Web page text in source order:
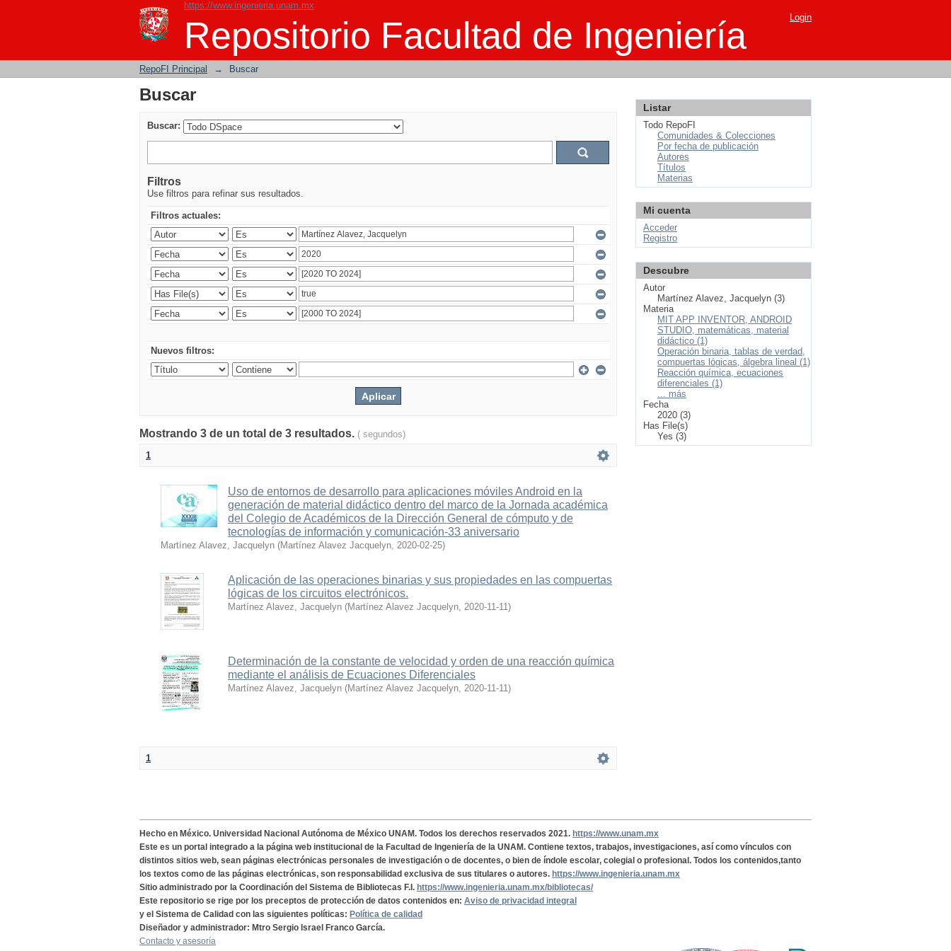
https://www.ingenieria.unam.mx
Repositorio Facultad de Ingeniería
Buscar Login
RepoFI Principal → Buscar
Buscar
Buscar:
Filtros
Use filtros para refinar sus resultados.
Filtros actuales:
Nuevos filtros:
Mostrando 3 de un total de 3 resultados. ( segundos)
1
Uso de entornos de desarrollo para aplicaciones móviles Android en la
generación de material didáctico dentro del marco de la Jornada académica
del Colegio de Académicos de la Dirección General de cómputo y de
tecnologías de información y comunicación-33 aniversario
Martínez Alavez, Jacquelyn (Martínez Alavez Jacquelyn, 2020-02-25)
Aplicación de las operaciones binarias y sus propiedades en las compuertas
lógicas de los circuitos electrónicos.
Martínez Alavez, Jacquelyn (Martínez Alavez Jacquelyn, 2020-11-11)
Determinación de la constante de velocidad y orden de una reacción química
mediante el análisis de Ecuaciones Diferenciales
Martínez Alavez, Jacquelyn (Martínez Alavez Jacquelyn, 2020-11-11)
1
Listar
Todo RepoFI
Comunidades & Colecciones
Por fecha de publicación
Autores
Títulos
Materias
Mi cuenta
Acceder
Registro
Descubre
Autor
Martínez Alavez, Jacquelyn (3)
Materia
MIT APP INVENTOR, ANDROID
STUDIO, matemáticas, material
didáctico (1)
Operación binaria, tablas de verdad,
compuertas lógicas, álgebra lineal (1)
Reacción química, ecuaciones
diferenciales (1)
... más
Fecha
2020 (3)
Has File(s)
Yes (3)
Hecho en México. Universidad Nacional Autónoma de México UNAM. Todos los derechos reservados 2021. https://www.unam.mx
Este es un portal integrado a la página web institucional de la Facultad de Ingeniería de la UNAM. Contiene textos, trabajos, investigaciones, así como vínculos con
distintos sitios web, sean páginas electrónicas personales de investigación o de docentes, o bien de índole escolar, colegial o profesional. Todos los contenidos,tanto
los textos como de las páginas electrónicas, son responsabilidad exclusiva de sus titulares o autores. https://www.ingenieria.unam.mx
Sitio administrado por la Coordinación del Sistema de Bibliotecas F.I. https://www.ingenieria.unam.mx/bibliotecas/
Este repositorio se rige por los preceptos de protección de datos contenidos en: Aviso de privacidad integral
y el Sistema de Calidad con las siguientes políticas: Política de calidad
Diseñador y administrador: Mtro Sergio Israel Franco García.
Contacto y asesoría